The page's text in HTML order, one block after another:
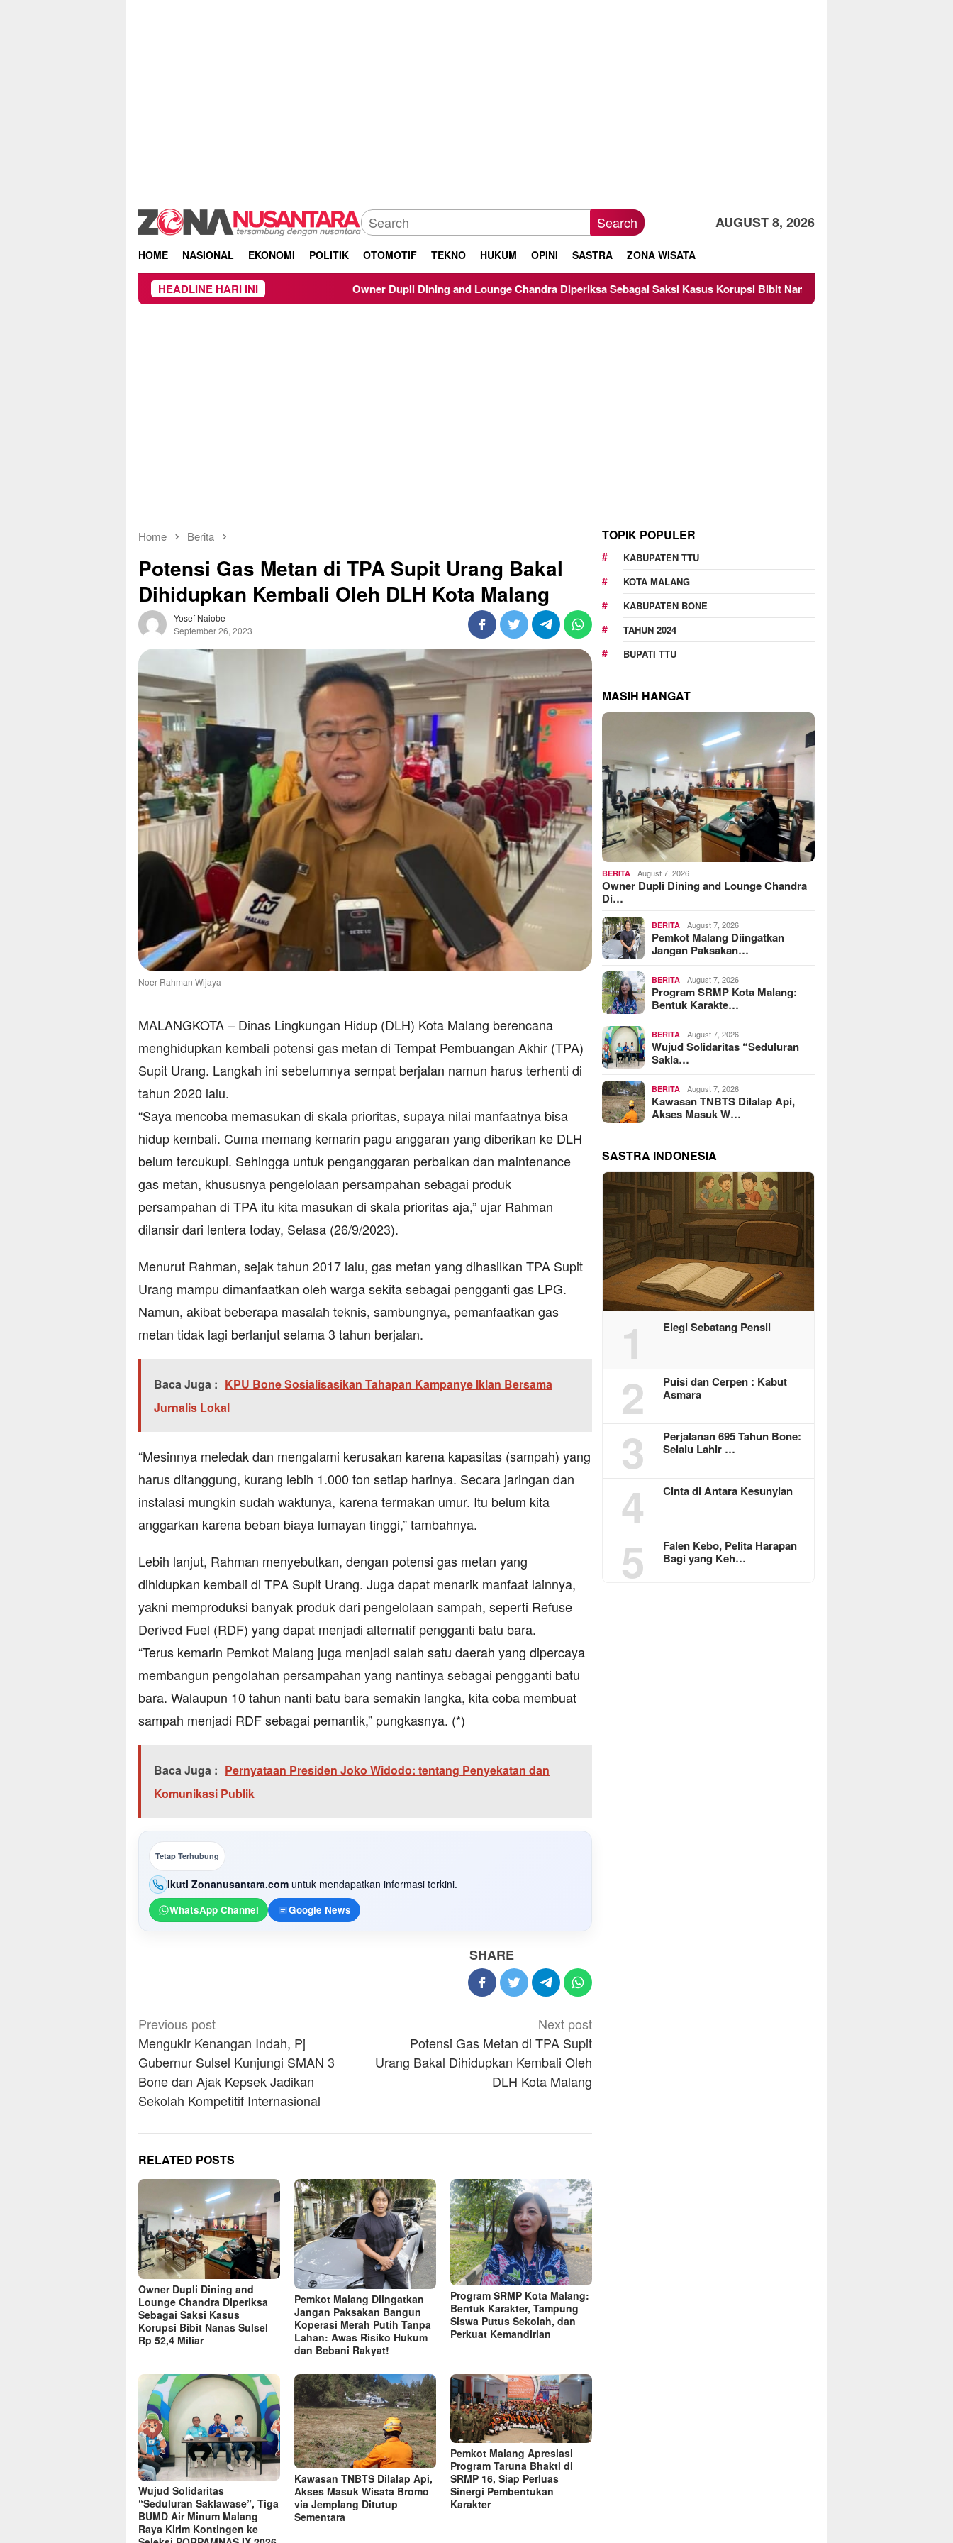
Search AUGUST 8, 2026
HOME NASIONAL EKONOMI POLITIK OTOMOTIF TEKNO HUKUM OPINI SASTRA ZONA WISATA
HEADLINE HARI INIOwner Dupli Dining and Lounge Chandra Diperiksa Sebagai Saksi Kasus Korupsi Bibit Nanas Sulsel Rp 52,4 Miliar
Home Berita
Potensi Gas Metan di TPA Supit Urang Bakal
Dihidupkan Kembali Oleh DLH Kota Malang
Yosef Naiobe
September 26, 2023
Noer Rahman Wijaya
MALANGKOTA – Dinas Lingkungan Hidup (DLH) Kota Malang berencana
menghidupkan kembali potensi gas metan di Tempat Pembuangan Akhir (TPA)
Supit Urang. Langkah ini sebelumnya sempat berjalan namun harus terhenti di
tahun 2020 lalu.
“Saya mencoba memasukan di skala prioritas, supaya nilai manfaatnya bisa
hidup kembali. Cuma memang kemarin pagu anggaran yang diberikan ke DLH
belum tercukupi. Sehingga untuk penganggaran perbaikan dan maintenance
gas metan, khususnya pengelolaan persampahan sebagai produk
persampahan di TPA itu kita masukan di skala prioritas aja,” ujar Rahman
dilansir dari lentera today, Selasa (26/9/2023).
Menurut Rahman, sejak tahun 2017 lalu, gas metan yang dihasilkan TPA Supit
Urang mampu dimanfaatkan oleh warga sekita sebagai pengganti gas LPG.
Namun, akibat beberapa masalah teknis, sambungnya, pemanfaatkan gas
metan tidak lagi berlanjut selama 3 tahun berjalan.
Baca Juga : KPU Bone Sosialisasikan Tahapan Kampanye Iklan Bersama
Jurnalis Lokal
“Mesinnya meledak dan mengalami kerusakan karena kapasitas (sampah) yang
harus ditanggung, kurang lebih 1.000 ton setiap harinya. Secara jaringan dan
instalasi mungkin sudah waktunya, karena termakan umur. Itu belum kita
anggarkan karena beban biaya lumayan tinggi,” tambahnya.
Lebih lanjut, Rahman menyebutkan, dengan potensi gas metan yang
dihidupkan kembali di TPA Supit Urang. Juga dapat menarik manfaat lainnya,
yakni memproduksi banyak produk dari pengelolaan sampah, seperti Refuse
Derived Fuel (RDF) yang dapat menjadi alternatif pengganti batu bara.
“Terus kemarin Pemkot Malang juga menjadi salah satu daerah yang dipercaya
membangun pengolahan persampahan yang nantinya sebagai pengganti batu
bara. Walaupun 10 tahun nanti batu bara semakin langka, kita coba membuat
sampah menjadi RDF sebagai pemantik,” pungkasnya. (*)
Baca Juga : Pernyataan Presiden Joko Widodo: tentang Penyekatan dan
Komunikasi Publik
Tetap Terhubung
Ikuti Zonanusantara.com untuk mendapatkan informasi terkini.
WhatsApp Channel Google News
SHARE
Post
navigation
Previous post
Mengukir Kenangan Indah, Pj
Gubernur Sulsel Kunjungi SMAN 3
Bone dan Ajak Kepsek Jadikan
Sekolah Kompetitif Internasional
Next post
Potensi Gas Metan di TPA Supit
Urang Bakal Dihidupkan Kembali Oleh
DLH Kota Malang
RELATED POSTS
Owner Dupli Dining and
Lounge Chandra Diperiksa
Sebagai Saksi Kasus
Korupsi Bibit Nanas Sulsel
Rp 52,4 Miliar
Pemkot Malang Diingatkan
Jangan Paksakan Bangun
Koperasi Merah Putih Tanpa
Lahan: Awas Risiko Hukum
dan Bebani Rakyat!
Program SRMP Kota Malang:
Bentuk Karakter, Tampung
Siswa Putus Sekolah, dan
Perkuat Kemandirian
Wujud Solidaritas
“Seduluran Saklawase”, Tiga
BUMD Air Minum Malang
Raya Kirim Kontingen ke
Kawasan TNBTS Dilalap Api,
Akses Masuk Wisata Bromo
via Jemplang Ditutup
Sementara
Pemkot Malang Apresiasi
Program Taruna Bhakti di
SRMP 16, Siap Perluas
Sinergi Pembentukan
Karakter
TOPIK POPULER
KABUPATEN TTU
KOTA MALANG
KABUPATEN BONE
TAHUN 2024
BUPATI TTU
MASIH HANGAT
BERITA August 7, 2026
Owner Dupli Dining and Lounge Chandra
Di…
BERITA August 7, 2026
Pemkot Malang Diingatkan
Jangan Paksakan…
BERITA August 7, 2026
Program SRMP Kota Malang:
Bentuk Karakte…
BERITA August 7, 2026
Wujud Solidaritas “Seduluran
Sakla…
BERITA August 7, 2026
Kawasan TNBTS Dilalap Api,
Akses Masuk W…
SASTRA INDONESIA
1 Elegi Sebatang Pensil
2
Puisi dan Cerpen : Kabut
Asmara
3
Perjalanan 695 Tahun Bone:
Selalu Lahir …
4 Cinta di Antara Kesunyian
5
Falen Kebo, Pelita Harapan
Bagi yang Keh…